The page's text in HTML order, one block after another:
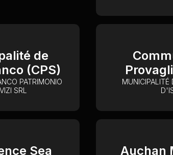
de
(CPS)
PATRIMONIO
SRL
MUNICIPALITÉ
Sea
Auchan